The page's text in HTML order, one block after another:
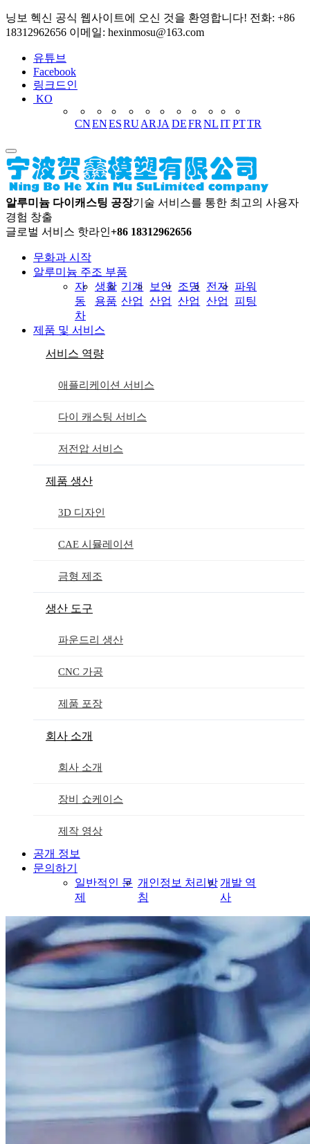
닝보 헥신 공식 웹사이트에 오신 것을 환영합니다! 전화: +86
18312962656 이메일: hexinmosu@163.com
유튜브
Facebook
링크드인
KO
CNENESRUARJA DEFR NLITPTTR
알루미늄 다이캐스팅 공장기술 서비스를 통한 최고의 사용자
경험 창출
글로벌 서비스 핫라인+86 18312962656
무화과 시작
알루미늄 주조 부품
자
동
차
생활
용품
기계
산업
보안
산업
조명
산업
전자
산업
파워
피팅
제품 및 서비스
서비스 역량
애플리케이션 서비스
다이 캐스팅 서비스
저전압 서비스
제품 생산
3D 디자인
CAE 시뮬레이션
금형 제조
생산 도구
파운드리 생산
CNC 가공
제품 포장
회사 소개
회사 소개
장비 쇼케이스
제작 영상
공개 정보
문의하기
일반적인 문
제
개인정보 처리방
침
개발 역
사